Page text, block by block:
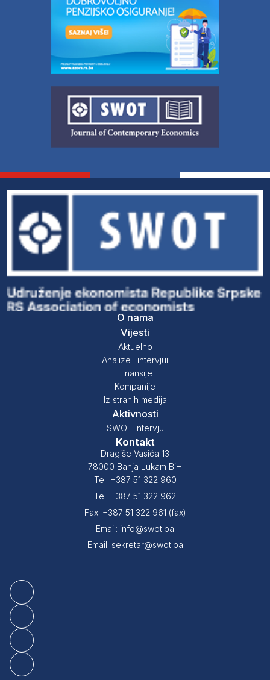
O nama
Vijesti
Aktuelno
Analize i intervjui
Finansije
Kompanije
Iz stranih medija
Aktivnosti
SWOT Intervju
Kontakt
Dragiše Vasića 13
78000 Banja Lukam BiH
Tel: +387 51 322 960
Tel: +387 51 322 962
Fax: +387 51 322 961 (fax)
Email: info@swot.ba
Email: sekretar@swot.ba